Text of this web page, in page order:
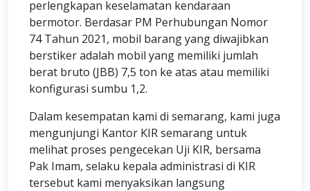
perlengkapan keselamatan kendaraan
bermotor. Berdasar PM Perhubungan Nomor
74 Tahun 2021, mobil barang yang diwajibkan
berstiker adalah mobil yang memiliki jumlah
berat bruto (JBB) 7,5 ton ke atas atau memiliki
konfigurasi sumbu 1,2.
Dalam kesempatan kami di semarang, kami juga
mengunjungi Kantor KIR semarang untuk
melihat proses pengecekan Uji KIR, bersama
Pak Imam, selaku kepala administrasi di KIR
tersebut kami menyaksikan langsung